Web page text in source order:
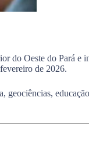
do Oeste do Pará e
de 2026.
geociências,